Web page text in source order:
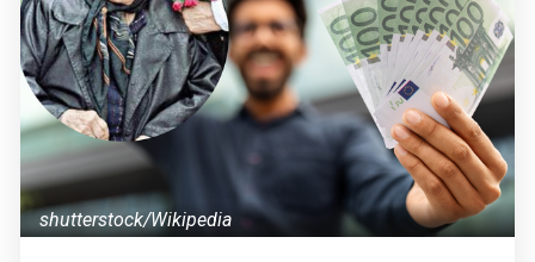
shutterstock/Wikipedia